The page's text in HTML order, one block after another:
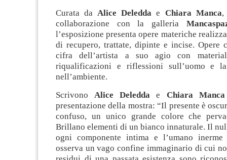
Curata da Alice Deledda e Chiara Manca,
collaborazione con la galleria
l’esposizione presenta opere materiche
di recupero, trattate, dipinte e incise. Opere
cifra dell’artista a suo agio con
riqualificazioni e riflessioni sull’uomo e
nell’ambiente.
ScrivonoAlice Deledda e Chiara Manca
presentazione della mostra: “Il presente è
confuso, un unico grande colore che
Brillano elementi di un bianco innaturale. Il
ogni componente intima e l’umano inerme
osserva un vago confine immaginario di cui